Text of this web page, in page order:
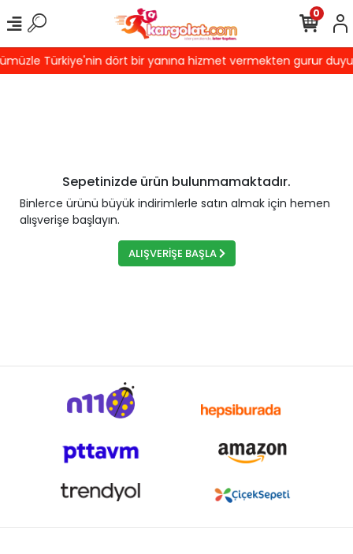
Türkiye'nin dört bir yanına hizmet vermekten gurur
0
Sepetinizde ürün bulunmamaktadır.
Binlerce ürünü büyük indirimlerle satın almak için hemen
alışverişe başlayın.
ALIŞVERİŞE BAŞLA